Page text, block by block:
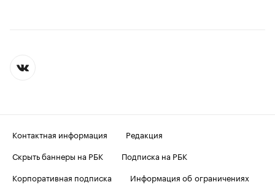
Контактная информация
Редакция
Скрыть баннеры на РБК
Подписка на РБК
Корпоративная подписка
Информация об ограничениях